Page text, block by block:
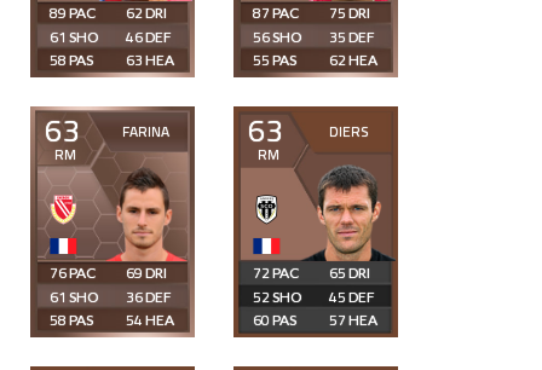
89
61
58
62
46
63
87
56
55
75
35
62
63
RM
FARINA
76
61
58
69
36
54
63
RM
DIERS
72
52
60
65
45
57